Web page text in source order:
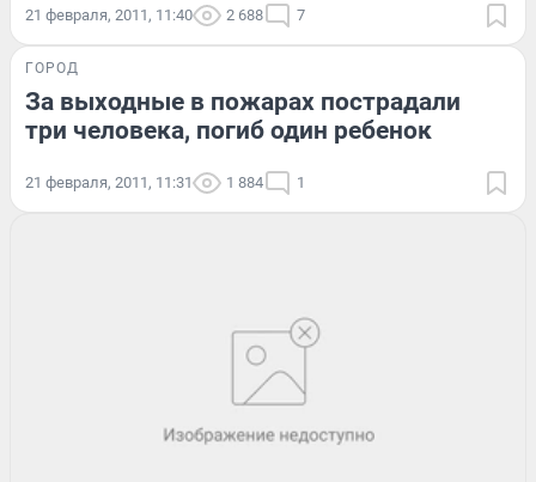
21 февраля, 2011, 11:40 2 688 7
ГОРОД
За выходные в пожарах пострадали
три человека, погиб один ребенок
21 февраля, 2011, 11:31 1 884 1